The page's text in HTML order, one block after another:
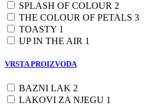
SPLASH OF COLOUR 2
THE COLOUR OF PETALS 3
TOASTY 1
UP IN THE AIR 1
VRSTA PROIZVODA
BAZNI LAK 2
LAKOVI ZA NJEGU 1